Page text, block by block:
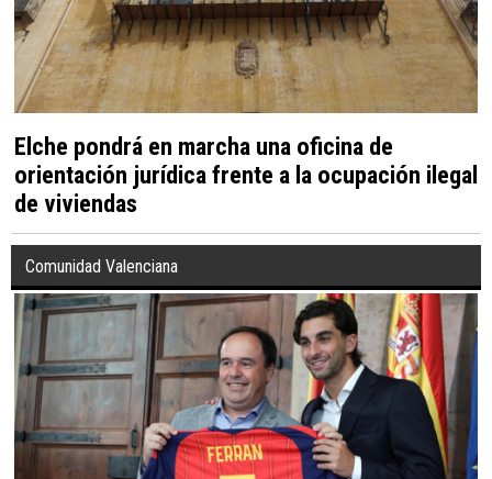
Elche pondrá en marcha una oficina de
orientación jurídica frente a la ocupación ilegal
de viviendas
Comunidad Valenciana